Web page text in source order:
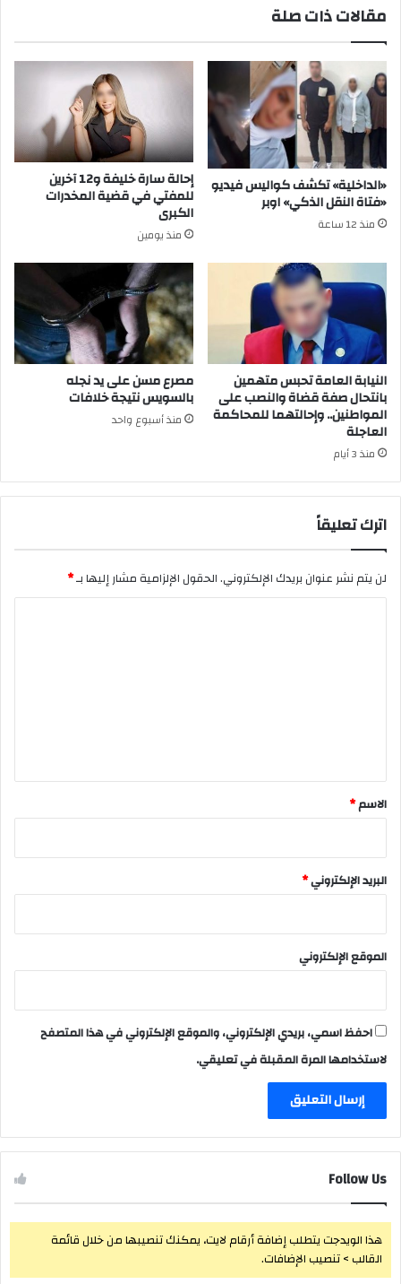
مقالات ذات صلة
«الداخلية» تكشف كواليس فيديو
«فتاة النقل الذكي» اوبر
منذ 12 ساعة
إحالة سارة خليفة و12 آخرين
للمفتي في قضية المخدرات
الكبرى
منذ يومين
النيابة العامة تحبس متهمين
بانتحال صفة قضاة والنصب على
المواطنين.. وإحالتهما للمحاكمة
العاجلة
منذ 3 أيام
مصرع مسن على يد نجله
بالسويس نتيجة خلافات
منذ أسبوع واحد
اترك تعليقاً
لن يتم نشر عنوان بريدك الإلكتروني.الحقول الإلزامية مشار إليها بـ*
*
الاسم*
البريد الإلكتروني*
الموقع الإلكتروني
احفظ اسمي، بريدي الإلكتروني، والموقع الإلكتروني في هذا المتصفح
لاستخدامها المرة المقبلة في تعليقي.
Follow Us
هذا الويدجت يتطلب إضافة أرقام لايت، يمكنك تنصيبها من خلال قائمة
القالب > تنصيب الإضافات.